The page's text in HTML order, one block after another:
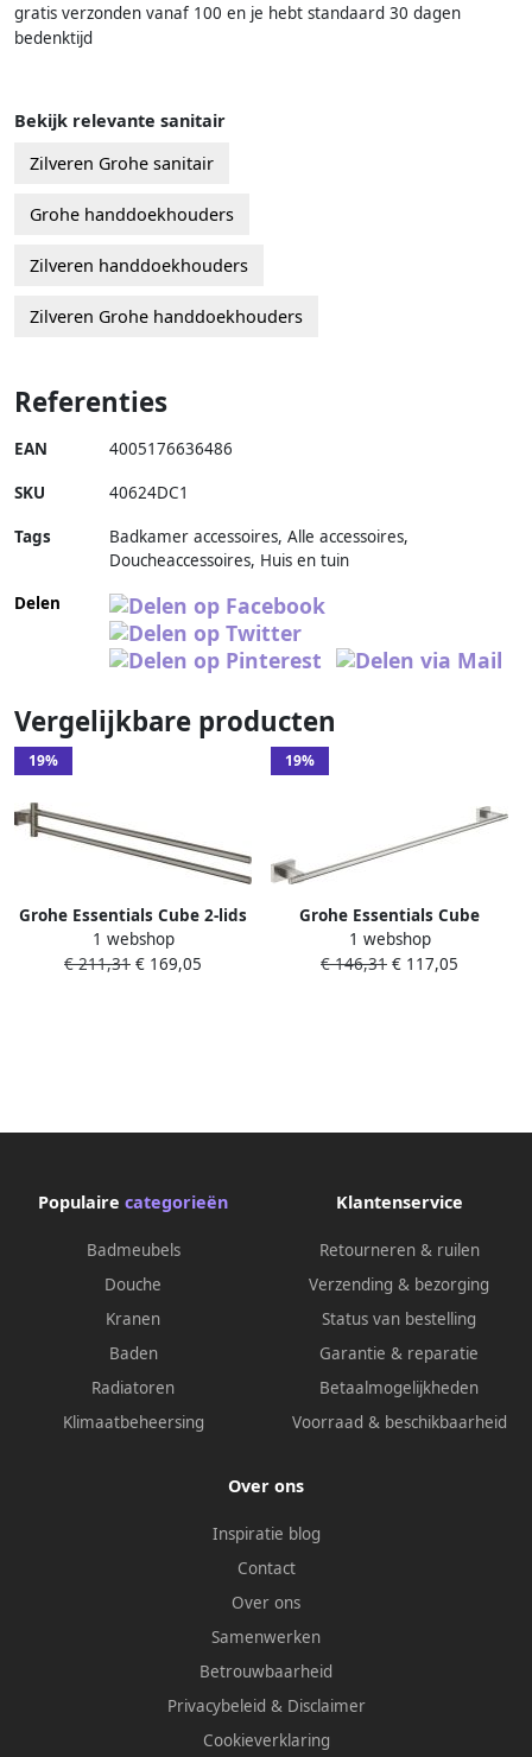
gratis verzonden vanaf 100 en je hebt standaard 30 dagen
bedenktijd
Bekijk relevante sanitair
Zilveren Grohe sanitair
Grohe handdoekhouders
Zilveren handdoekhouders
Zilveren Grohe handdoekhouders
Referenties
EAN 4005176636486
SKU 40624DC1
Tags
Badkamer accessoires, Alle accessoires,
Doucheaccessoires, Huis en tuin
Delen
Vergelijkbare producten
19%
Grohe Essentials Cube 2-lids
handdoekhouder 43.9cm
draaibaar brushed hard
1 webshop
€ 211,31 € 169,05
19%
Grohe Essentials Cube
handdoekhouder 60cm
supersteel 40509DC1
1 webshop
€ 146,31 € 117,05
Populaire categorieën
Badmeubels
Douche
Kranen
Baden
Radiatoren
Klimaatbeheersing
Klantenservice
Retourneren & ruilen
Verzending & bezorging
Status van bestelling
Garantie & reparatie
Betaalmogelijkheden
Voorraad & beschikbaarheid
Over ons
Inspiratie blog
Contact
Over ons
Samenwerken
Betrouwbaarheid
Privacybeleid & Disclaimer
Cookieverklaring